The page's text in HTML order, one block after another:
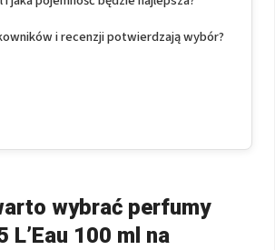
i recenzji potwierdzają wybór?
wybrać perfumy
L’Eau 100 ml na